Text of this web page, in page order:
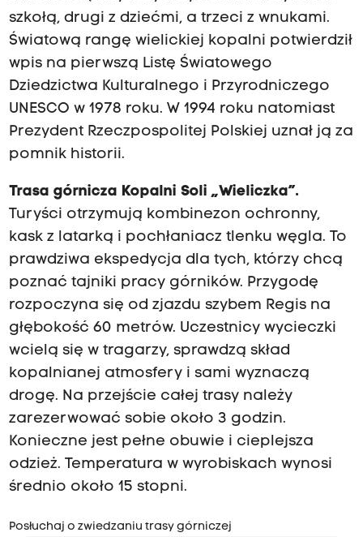
szkołą, drugi z dziećmi, a trzeci z wnukami.
Światową rangę wielickiej kopalni potwierdził
wpis na pierwszą Listę Światowego
Dziedzictwa Kulturalnego i Przyrodniczego
UNESCO w 1978 roku. W 1994 roku natomiast
Prezydent Rzeczpospolitej Polskiej uznał ją za
pomnik historii.
Trasa górnicza Kopalni Soli „Wieliczka”.
Turyści otrzymują kombinezon ochronny,
kask z latarką i pochłaniacz tlenku węgla. To
prawdziwa ekspedycja dla tych, którzy chcą
poznać tajniki pracy górników. Przygodę
rozpoczyna się od zjazdu szybem Regis na
głębokość 60 metrów. Uczestnicy wycieczki
wcielą się w tragarzy, sprawdzą skład
kopalnianej atmosfery i sami wyznaczą
drogę. Na przejście całej trasy należy
zarezerwować sobie około 3 godzin.
Konieczne jest pełne obuwie i cieplejsza
odzież. Temperatura w wyrobiskach wynosi
średnio około 15 stopni.
t
r
ó
)
.
a
i
t
e
o
w
a
i
m
o
g
ą
z
p
o
z
n
ć
Posłuchaj o zwiedzaniu trasy górniczej